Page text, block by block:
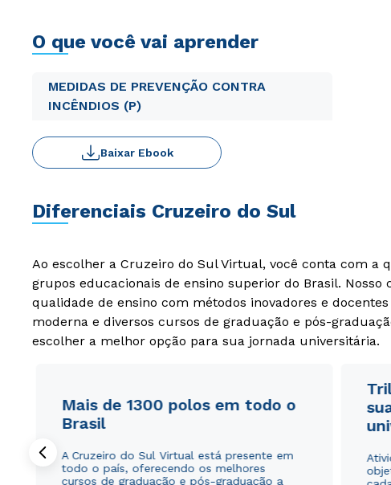
O que você vai aprender
MEDIDAS DE PREVENÇÃO CONTRA
INCÊNDIOS (P)
Baixar Ebook
Diferenciais Cruzeiro do Sul
Ao escolher a Cruzeiro do Sul Virtual, você conta com a
grupos educacionais de ensino superior do Brasil.
qualidade de ensino com métodos inovadores e
moderna e diversos cursos de graduação e pós-
escolher a melhor opção para sua jornada universitária.
Mais de 1300 polos em todo o
Brasil
A Cruzeiro do Sul Virtual está presente em
todo o país, oferecendo os melhores
cursos de graduação e pós-graduação a